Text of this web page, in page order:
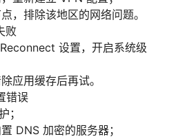
，排除该地区的网络问题。
败
设置，开启系统级
应用缓存后再试。
错误
；
DNS 加密的服务器；